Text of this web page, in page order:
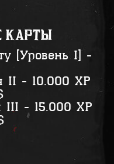
карты
[Уровень I] -
II - 10.000 XP
III - 15.000 XP